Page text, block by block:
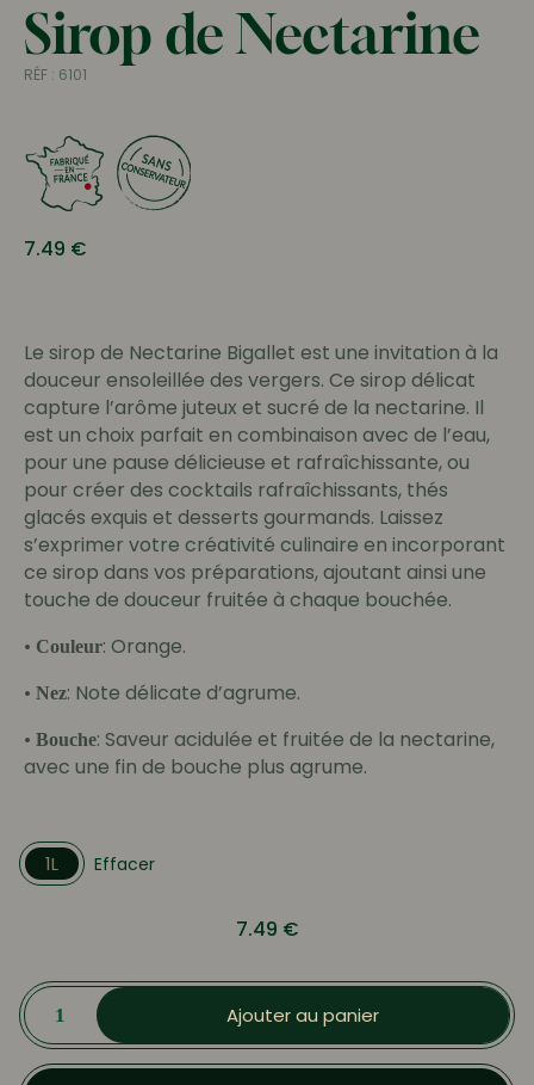
Sirop de Nectarine
7.49 €
Le sirop de Nectarine Bigallet est une invitation à la
douceur ensoleillée des vergers. Ce sirop délicat
capture l’arôme juteux et sucré de la nectarine. Il
est un choix parfait en combinaison avec de l’eau,
pour une pause délicieuse et rafraîchissante, ou
pour créer des cocktails rafraîchissants, thés
glacés exquis et desserts gourmands. Laissez
s’exprimer votre créativité culinaire en incorporant
ce sirop dans vos préparations, ajoutant ainsi une
touche de douceur fruitée à chaque bouchée.
• Couleur: Orange.
• Nez: Note délicate d’agrume.
• Bouche: Saveur acidulée et fruitée de la nectarine,
avec une fin de bouche plus agrume.
1L Effacer
7.49 €
quantité
de
Sirop
de
Nectarine
Ajouter au panier
RÉF : 6101